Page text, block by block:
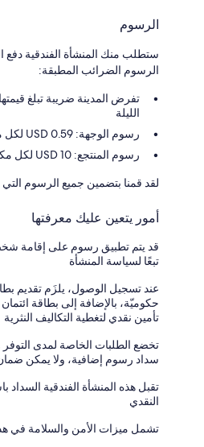
الرسوم
ستطلب منك المنشأة الفندقية دفع
الرسوم الضرائب المطبقة:
الليلة
رسوم الوجهة: 0.59 USD لكل مكان إقامة في الليلة
رسوم المنتجع: 10 USD لكل مكان إقامة في في الليلة
لقد قمنا بتضمين جميع الرسوم التي
أمور يتعين عليك معرفتها
قد يتم تطبيق رسوم على إقامة
تبعًا لسياسة المنشأة
عند تسجيل الوصول، يلزَم تقديم
حكوميّة، بالإضافة إلى بطاقة
تأمين نقدي لتغطية التكاليف النثرية
تخضع الطلبات الخاصة لمدى
سداد رسوم إضافية، ولا يمكن ضمان
تقبل هذه المنشأة الفندقية السداد
النقدي
تشمل ميزات الأمن والسلامة في